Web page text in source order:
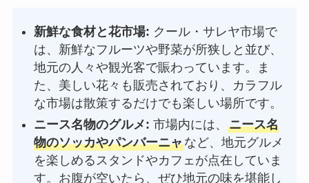
新鮮な食材と花市場: クール・サレヤ市場で
は、新鮮なフルーツや野菜が所狭しと並び、
地元の人々や観光客で賑わっています。ま
た、美しい花々も販売されており、カラフル
な市場は散策するだけでも楽しい場所です。
ニース名物のグルメ: 市場内には、ニース名
物のソッカやパンバーニャなど、地元グルメ
を楽しめるスタンドやカフェが点在していま
す。お腹が空いたら、ぜひ地元の味を堪能し